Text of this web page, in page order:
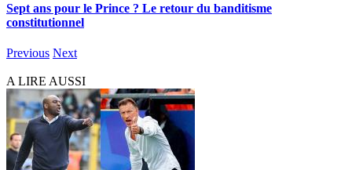
Sept ans pour le Prince ? Le retour du banditisme
constitutionnel
Previous Next
A LIRE AUSSI